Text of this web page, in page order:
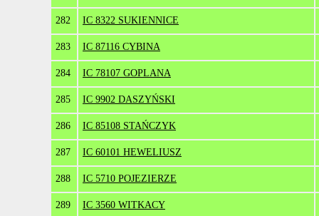
282 IC 8322 SUKIENNICE
283 IC 87116 CYBINA
284 IC 78107 GOPLANA
285 IC 9902 DASZYŃSKI
286 IC 85108 STAŃCZYK
287 IC 60101 HEWELIUSZ
288 IC 5710 POJEZIERZE
289 IC 3560 WITKACY